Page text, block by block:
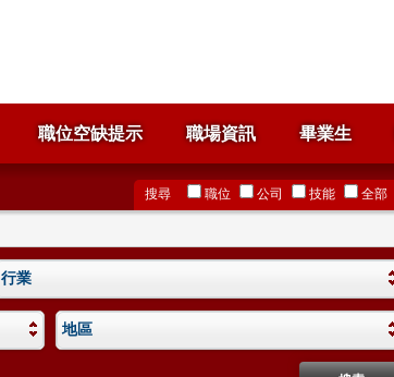
職位空缺提示 職場資訊 畢業生
搜尋 職位 公司 技能 全部
行業
地區